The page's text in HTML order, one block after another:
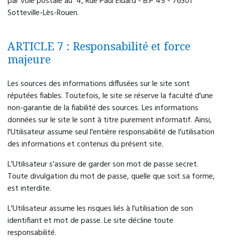
Sotteville-Lès-Rouen.
ARTICLE 7 : Responsabilité et force
majeure
Les sources des informations diffusées sur le site sont
réputées fiables. Toutefois, le site se réserve la faculté d'une
non-garantie de la fiabilité des sources. Les informations
données sur le site le sont à titre purement informatif. Ainsi,
l'Utilisateur assume seul l'entière responsabilité de l'utilisation
des informations et contenus du présent site.
L'Utilisateur s'assure de garder son mot de passe secret.
Toute divulgation du mot de passe, quelle que soit sa forme,
est interdite.
L'Utilisateur assume les risques liés à l'utilisation de son
identifiant et mot de passe. Le site décline toute
responsabilité.